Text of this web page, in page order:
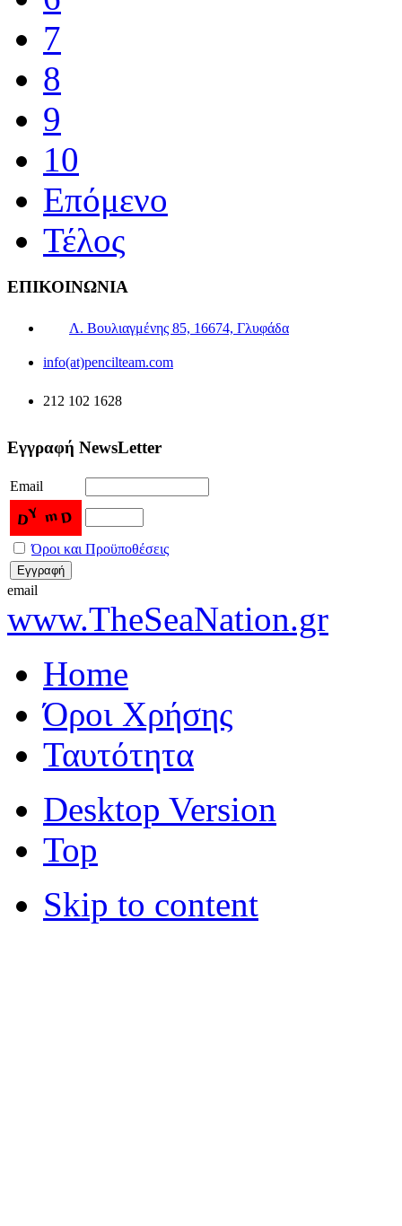
7
8
9
10
Επόμενο
Τέλος
ΕΠΙΚΟΙΝΩΝΙΑ
Λ. Βουλιαγμένης 85, 16674, Γλυφάδα
info(at)pencilteam.com
212 102 1628
Εγγραφή NewsLetter
Email
Όροι και Προϋποθέσεις
email
www.TheSeaNation.gr
Home
Όροι Χρήσης
Ταυτότητα
Desktop Version
Top
Skip to content